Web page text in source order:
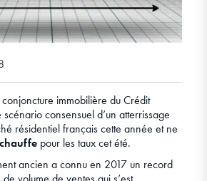
immobilière du Crédit
consensuel d’un atterrissage
résidentiel français cette année et ne
pour les taux cet été.
ancien a connu en 2017 un record